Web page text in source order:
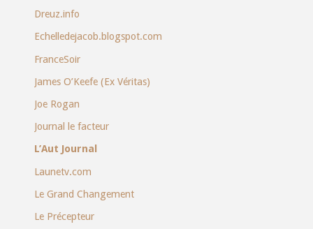
Dreuz.info
Echelledejacob.blogspot.com
FranceSoir
James O’Keefe (Ex Véritas)
Joe Rogan
Journal le facteur
L’Aut Journal
Launetv.com
Le Grand Changement
Le Précepteur